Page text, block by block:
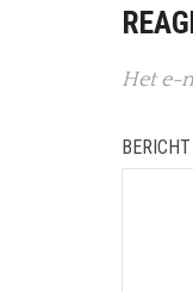
Het e-
BERICHT